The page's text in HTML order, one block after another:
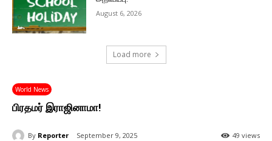
August 6, 2026
Load more
World News
பிரதமர் இராஜினாமா!
49 views
By Reporter September 9, 2025